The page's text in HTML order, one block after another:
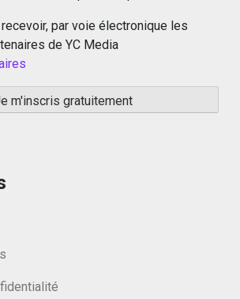
par voie électronique les
de YC Media